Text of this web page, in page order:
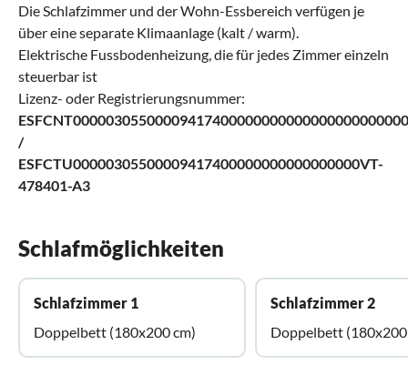
Die Schlafzimmer und der Wohn-Essbereich verfügen je
über eine separate Klimaanlage (kalt / warm).
Elektrische Fussbodenheizung, die für jedes Zimmer einzeln
steuerbar ist
Lizenz- oder Registrierungsnummer:
/
ESFCTU00000305500009417400000000000000000VT-
478401-A3
Schlafmöglichkeiten
Schlafzimmer 1
Doppelbett (180x200 cm)
Schlafzimmer 2
Doppelbett (180x200